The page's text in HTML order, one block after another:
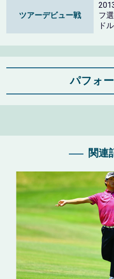
ツアーデビュー戦
フ
ド
パフォ
関連